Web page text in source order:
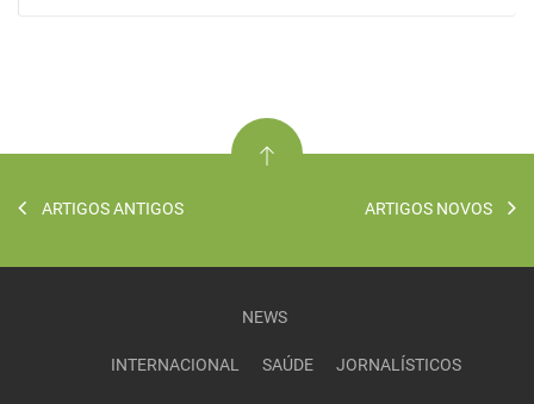
ARTIGOS ANTIGOS ARTIGOS NOVOS
NEWS
INTERNACIONAL SAÚDE JORNALÍSTICOS